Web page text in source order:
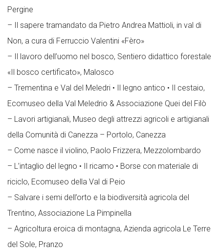
Pergine
– Il sapere tramandato da Pietro Andrea Mattioli, in val di
Non, a cura di Ferruccio Valentini «Fèro»
– Il lavoro dell’uomo nel bosco, Sentiero didattico forestale
«Il bosco certificato», Malosco
– Trementina e Val del Meledri • Il legno antico • Il cestaio,
Ecomuseo della Val Meledrio & Associazione Quei del Filò
– Lavori artigianali, Museo degli attrezzi agricoli e artigianali
della Comunità di Canezza – Portolo, Canezza
– Come nasce il violino, Paolo Frizzera, Mezzolombardo
– L’intaglio del legno • Il ricamo • Borse con materiale di
riciclo, Ecomuseo della Val di Peio
– Salvare i semi dell’orto e la biodiversità agricola del
Trentino, Associazione La Pimpinella
– Agricoltura eroica di montagna, Azienda agricola Le Terre
del Sole, Pranzo